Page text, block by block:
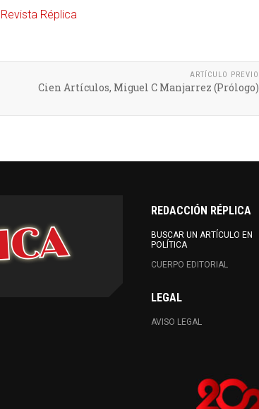
Revista Réplica
ARTÍCULO PREVIO
Cien Artículos, Miguel C Manjarrez (Prólogo)
REDACCIÓN RÉPLICA
BUSCAR UN ARTÍCULO EN
POLÍTICA
CUERPO EDITORIAL
LEGAL
AVISO LEGAL